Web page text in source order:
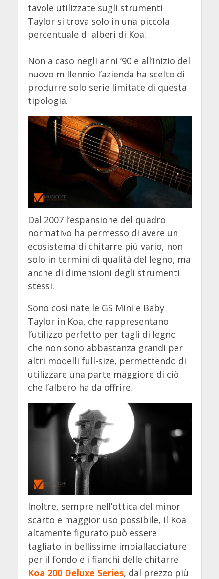
tavole utilizzate sugli strumenti
Taylor si trova solo in una piccola
percentuale di alberi di Koa.
Non a caso negli anni ’90 e all’inizio del
nuovo millennio l’azienda ha scelto di
produrre solo serie limitate di questa
tipologia.
Dal 2007 l’espansione del quadro
normativo ha permesso di avere un
ecosistema di chitarre più vario, non
solo in termini di qualità del legno, ma
anche di dimensioni degli strumenti
stessi.
Sono così nate le GS Mini e Baby
Taylor in Koa, che rappresentano
l’utilizzo perfetto per tagli di legno
che non sono abbastanza grandi per
altri modelli full-size, permettendo di
utilizzare una parte maggiore di ciò
che l’albero ha da offrire.
Inoltre, sempre nell’ottica del minor
scarto e maggior uso possibile, il Koa
altamente figurato può essere
tagliato in bellissime impiallacciature
per il fondo e i fianchi delle chitarre
Koa 200 Deluxe Series, dal prezzo più